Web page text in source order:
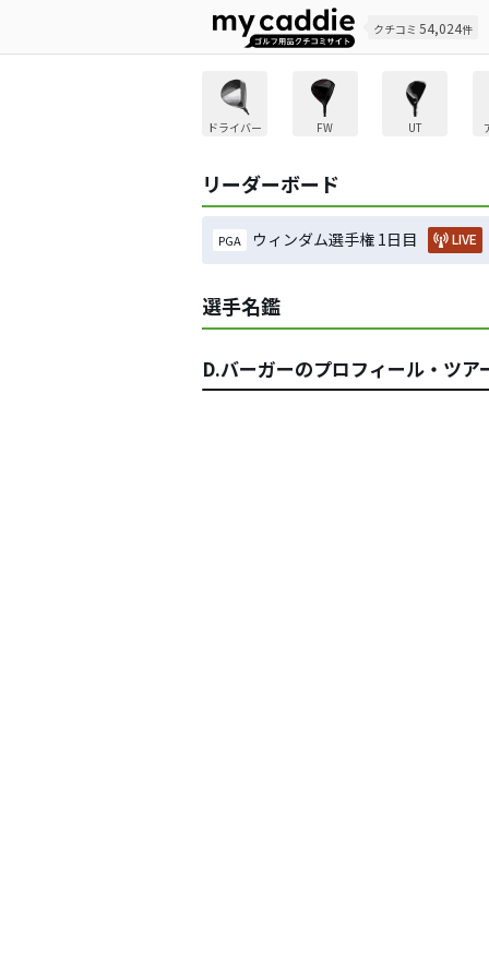
クチコミ 54,024件
ドライバー FW UT
リーダーボード
PGA ウィンダム選手権 1日目 LIVE
選手名鑑
D.バーガーのプロフィール・ツア